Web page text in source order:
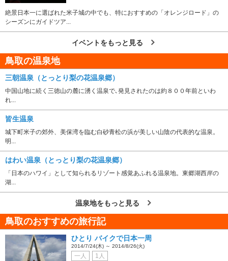
絶景日本一に選ばれた米子城の中でも、特におすすめの「オレンジロード」の
シーズンにガイドツア...
イベントをもっと見る
鳥取の温泉地
三朝温泉（とっとり梨の花温泉郷）
中国山地に続く三徳山の麓に湧く温泉で､発見されたのは約８００年前といわ
れ...
皆生温泉
城下町米子の郊外、美保湾を臨む白砂青松の浜が美しい山陰の代表的な温泉。
明...
はわい温泉（とっとり梨の花温泉郷）
「日本のハワイ」として知られるリゾート感覚あふれる温泉地。東郷湖西岸の
湖...
温泉地をもっと見る
鳥取のおすすめの旅行記
ひとり バイクで日本一周
2014/7/24(木) ～ 2014/8/26(火)
一人 1人